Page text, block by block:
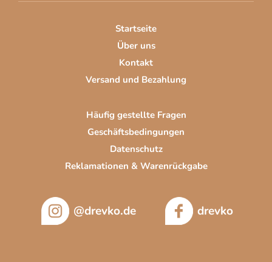
Startseite
Über uns
Kontakt
Versand und Bezahlung
Häufig gestellte Fragen
Geschäftsbedingungen
Datenschutz
Reklamationen & Warenrückgabe
@drevko.de drevko